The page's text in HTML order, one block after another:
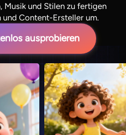
Musik und Stilen zu fertigen
und Content-Ersteller um.
ausprobieren